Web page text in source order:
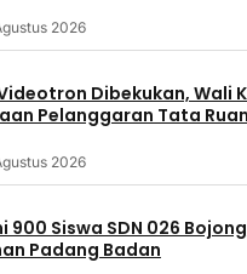
2026
Dibekukan, Wali
Pelanggaran Tata
2026
900 Siswa SDN 026
Padang Badan